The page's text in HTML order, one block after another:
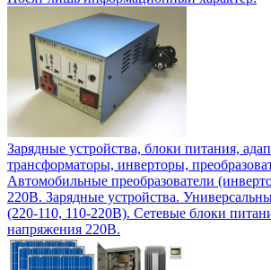
Зарядные устройства, блоки питания,
трансформаторы, инверторы,
Автомобильные преобразователи
220В. Зарядные устройства.
(220-110, 110-220В). Сетевые блоки
напряжения 220В.